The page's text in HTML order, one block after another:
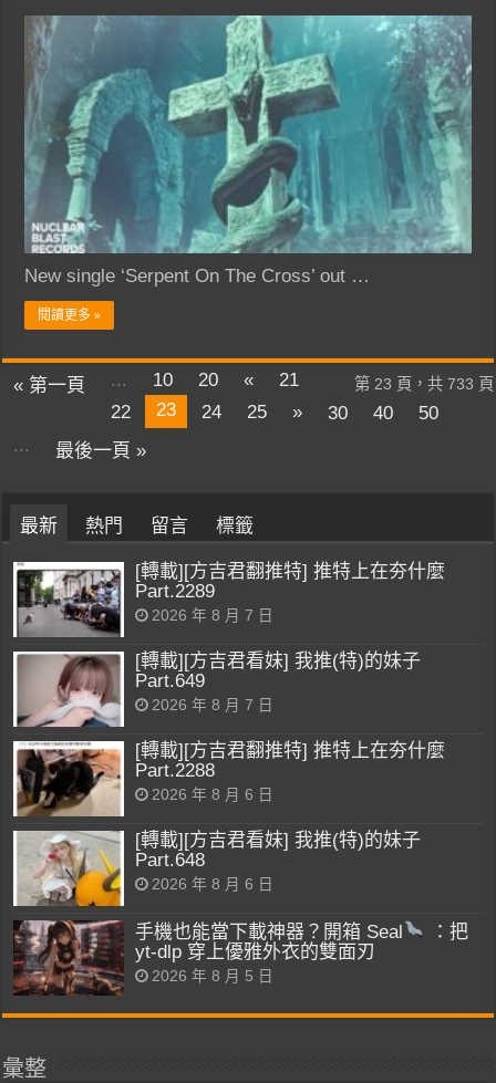
New single ‘Serpent On The Cross’ out …
閱讀更多 »
第 23 頁，共 733 頁
« 第一頁 ... 10 20 «
21
22
23 24 25 » 30 40
50
...
最後一頁 »
最新 熱門 留言 標籤
[轉載][方吉君翻推特] 推特上在夯什麼
Part.2289
2026 年 8 月 7 日
[轉載][方吉君看妹] 我推(特)的妹子
Part.649
2026 年 8 月 7 日
[轉載][方吉君翻推特] 推特上在夯什麼
Part.2288
2026 年 8 月 6 日
[轉載][方吉君看妹] 我推(特)的妹子
Part.648
2026 年 8 月 6 日
手機也能當下載神器？開箱 Seal
：把
yt-dlp 穿上優雅外衣的雙面刃
2026 年 8 月 5 日
彙整